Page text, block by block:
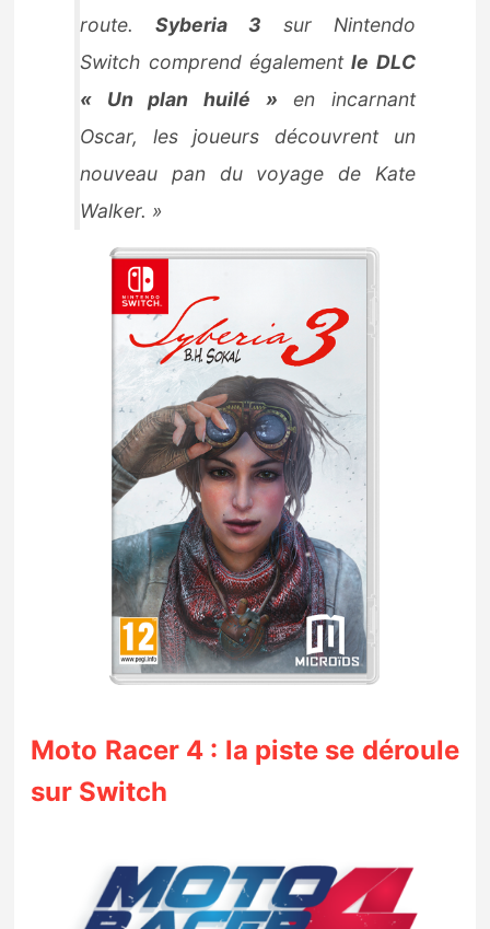
route.Syberia 3 sur Nintendo
Switch comprend égalementle DLC
« Un plan huilé » en incarnant
Oscar, les joueurs découvrent un
nouveau pan du voyage de Kate
Walker. »
Moto Racer 4 : la piste se déroule
sur Switch